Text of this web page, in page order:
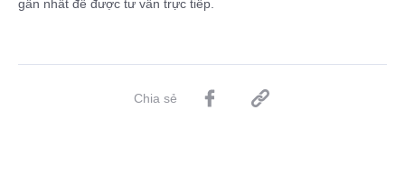
gần nhất để được tư vấn trực tiếp.
Chia sẻ